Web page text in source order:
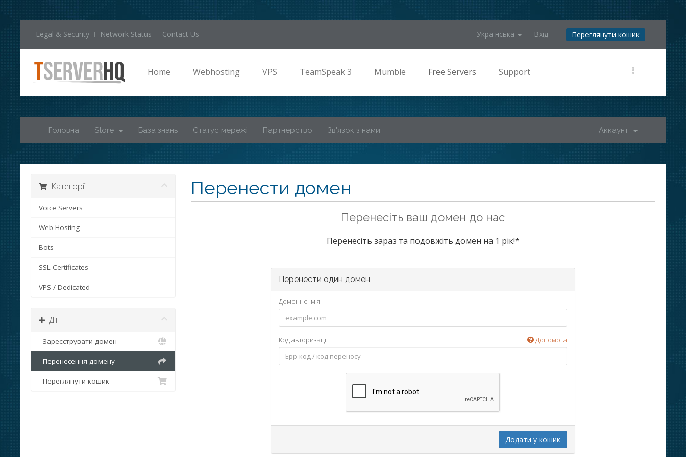
Legal & Security Network Status Contact Us Українська Вхід Переглянути кошик
Home Webhosting VPS TeamSpeak 3 Mumble Free Servers Support
Головна Store База знань Статус мережі Партнерство Зв'язок з нами Аккаунт
Перенести домен
Категорії
Voice Servers
Web Hosting
Bots
SSL Certificates
VPS / Dedicated
Дії
Зареєструвати домен
Перенесення домену
Переглянути кошик
Перенесіть ваш домен до нас
Перенесіть зараз та подовжіть домен на 1 рік!*
Перенести один домен
Доменне ім'я
Код авторизації Допомога
Додати у кошик